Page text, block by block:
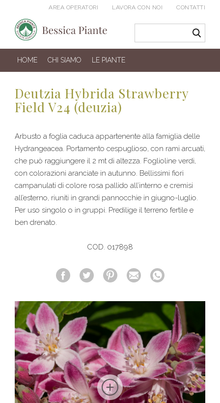
AREA OPERATORI LAVORA CON NOI CONTATTI
HOME CHI SIAMO LE PIANTE
Deutzia Hybrida Strawberry
Field V24 (deuzia)
Arbusto a foglia caduca appartenente alla famiglia delle
Hydrangeacea. Portamento cespuglioso, con rami arcuati,
che può raggiungere il 2 mt di altezza. Foglioline verdi,
con colorazioni aranciate in autunno. Bellissimi fiori
campanulati di colore rosa pallido all’interno e cremisi
all’esterno, riuniti in grandi pannocchie in giugno-luglio.
Per uso singolo o in gruppi. Predilige il terreno fertile e
ben drenato.
COD. 017898